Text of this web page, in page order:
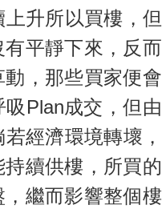
升所以買樓，但
有平靜下來，反而
， 那些買家便會
Plan成交，但由
經濟環境轉壞，
持續供樓，所買的
繼而影響整個樓